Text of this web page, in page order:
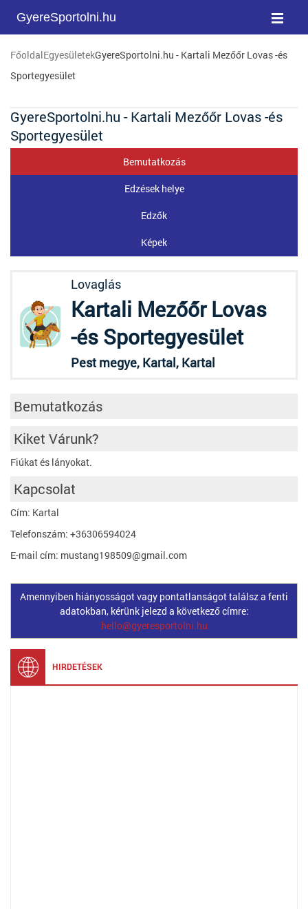
GyereSportolni.hu
FőoldalEgyesületekGyereSportolni.hu - Kartali Mezőőr Lovas -és
Sportegyesület
GyereSportolni.hu - Kartali Mezőőr Lovas -és
Sportegyesület
Bemutatkozás
Edzések helye
Edzők
Képek
Lovaglás
Kartali Mezőőr Lovas
-és Sportegyesület
Pest megye, Kartal, Kartal
Bemutatkozás
Kiket Várunk?
Fiúkat és lányokat.
Kapcsolat
Cím: Kartal
Telefonszám: +36306594024
E-mail cím: mustang198509@gmail.com
Amennyiben hiányosságot vagy pontatlanságot találsz a fenti
adatokban, kérünk jelezd a következő címre:
hello@gyeresportolni.hu
HIRDETÉSEK